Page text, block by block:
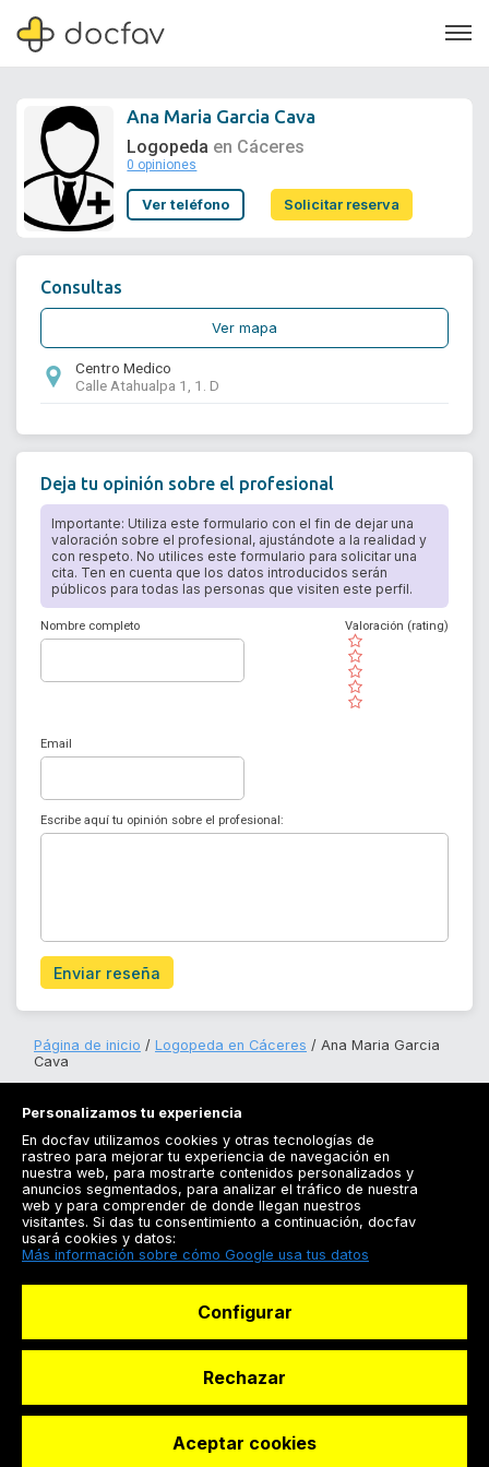
Soporte
Ana Maria Garcia Cava
Logopeda en Cáceres
0 opiniones
Ver teléfono Solicitar reserva
Consultas
Ver mapa
Centro Medico
Calle Atahualpa 1, 1. D
Deja tu opinión sobre el profesional
Importante: Utiliza este formulario con el fin de dejar una
valoración sobre el profesional, ajustándote a la realidad y
con respeto. No utilices este formulario para solicitar una
cita. Ten en cuenta que los datos introducidos serán
públicos para todas las personas que visiten este perfil.
Nombre completo
( )
( )
( )
( )
( )
Valoración (rating)
Email
Escribe aquí tu opinión sobre el profesional:
Enviar reseña
Página de inicio Logopeda en Cáceres
Ana Maria Garcia
Cava
Registrarse
Docfav
© Dashboard Technologies S.L
Personalizamos tu experiencia
En docfav utilizamos cookies y otras tecnologías de
rastreo para mejorar tu experiencia de navegación en
nuestra web, para mostrarte contenidos personalizados y
anuncios segmentados, para analizar el tráfico de nuestra
web y para comprender de donde llegan nuestros
visitantes. Si das tu consentimiento a continuación, docfav
usará cookies y datos:
Más información sobre cómo Google usa tus datos
Configurar
Rechazar
Aceptar cookies